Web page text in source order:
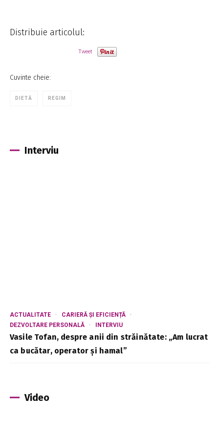
Distribuie articolul:
Tweet
Cuvinte cheie:
DIETĂ REGIM
Interviu
ACTUALITATE
CARIERĂ ȘI EFICIENȚĂ
DEZVOLTARE PERSONALĂ
INTERVIU
Vasile Tofan, despre anii din străinătate: „Am lucrat
ca bucătar, operator și hamal”
Video